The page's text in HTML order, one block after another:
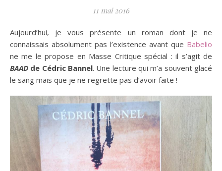
11 mai 2016
Aujourd’hui, je vous présente un roman dont je ne
connaissais absolument pas l’existence avant que Babelio
ne me le propose en Masse Critique spécial : il s’agit de
BAAD de Cédric Bannel. Une lecture qui m’a souvent glacé
le sang mais que je ne regrette pas d’avoir faite !